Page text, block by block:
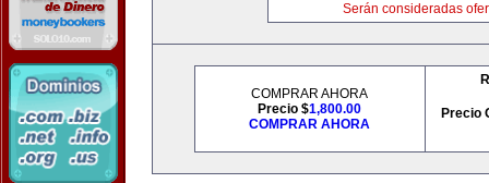
Serán consideradas
COMPRAR AHORA
Precio $1,800.00
COMPRAR AHORA
Precio